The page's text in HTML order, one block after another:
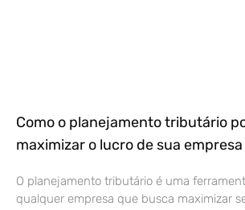
Como o planejamento tributário
maximizar o lucro de sua empresa
O planejamento tributário é uma
qualquer empresa que busca maximizar